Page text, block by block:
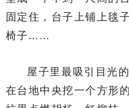
固定住，台子上铺上毯
椅子……
屋子里最吸引目光
在台地中央挖一个方形